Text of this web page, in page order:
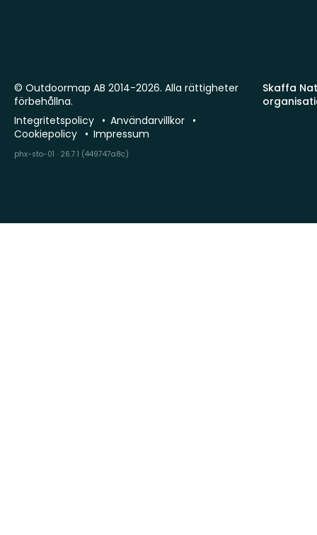
Skaffa
© Outdoormap AB 2014-2026. Alla rättigheter
förbehållna.
Integritetspolicy
Användarvillkor
Cookiepolicy
Impressum
phx-sto-01 · 26.7.1 (449747a8c)